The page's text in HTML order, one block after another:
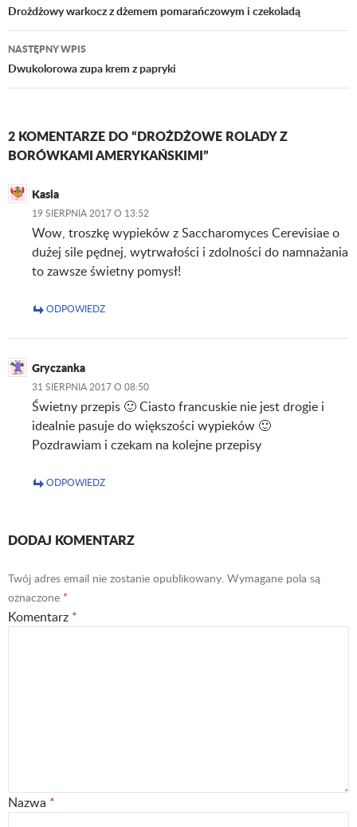
Nawigacja
wpisu
Drożdżowy warkocz z dżemem pomarańczowym i czekoladą
NASTĘPNY WPIS
Dwukolorowa zupa krem z papryki
2 KOMENTARZE DO “DROŻDŻOWE ROLADY Z
BORÓWKAMI AMERYKAŃSKIMI”
Kasia
19 SIERPNIA 2017 O 13:52
Wow, troszkę wypieków z Saccharomyces Cerevisiae o
dużej sile pędnej, wytrwałości i zdolności do namnażania
to zawsze świetny pomysł!
ODPOWIEDZ
Gryczanka
31 SIERPNIA 2017 O 08:50
Świetny przepis 🙂 Ciasto francuskie nie jest drogie i
idealnie pasuje do większości wypieków 🙂
Pozdrawiam i czekam na kolejne przepisy
ODPOWIEDZ
DODAJ KOMENTARZ
Twój adres email nie zostanie opublikowany. Wymagane pola są
oznaczone *
Komentarz *
Nazwa *